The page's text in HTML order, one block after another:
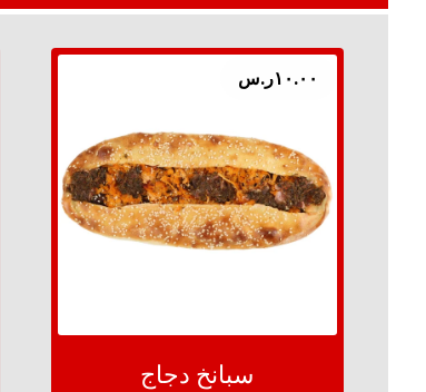
سبانخ دجاج
١٠.٠٠ر.س